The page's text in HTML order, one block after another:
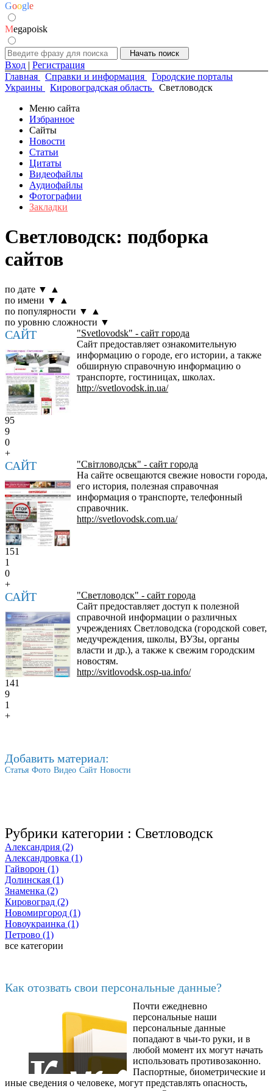
Google
Megapoisk
Вход | Регистрация
Главная
Справки и информация
Городские порталы
Украины
Кировоградская область
Светловодск
Меню сайта
Избранное
Сайты
Новости
Статьи
Цитаты
Видеофайлы
Аудиофайлы
Фотографии
Закладки
Светловодск: подборка
сайтов
по дате ▼
▲
по имени ▼
▲
по популярности ▼
▲
по уровню сложности ▼
САЙТ
"Svetlovodsk" - сайт города
Сайт предоставляет ознакомительную
информацию о городе, его истории, а также
обширную справочную информацию о
транспорте, гостиницах, школах.
http://svetlovodsk.in.ua/
95
9
0
+
САЙТ
"Cвiтловодськ" - сайт города
На сайте освещаются свежие новости города,
его история, полезная справочная
информация о транспорте, телефонный
справочник.
http://svetlovodsk.com.ua/
151
1
0
+
САЙТ
"Светловодск" - сайт города
Сайт предоставляет доступ к полезной
справочной информации о различных
учреждениях Светловодска (городской совет,
медучреждения, школы, ВУЗы, органы
власти и др.), а также к свежим городским
новостям.
http://svitlovodsk.osp-ua.info/
141
9
1
+
Добавить материал:
Статья Фото Видео Сайт Новости
Рубрики категории : Светловодск
Александрия (2)
Александровка (1)
Гайворон (1)
Долинская (1)
Знаменка (2)
Кировоград (2)
Новомиргород (1)
Новоукраинка (1)
Петрово (1)
все категории
Как отозвать свои персональные данные?
Почти ежедневно
персональные наши
персональные данные
попадают в чьи-то руки, и в
любой момент их могут начать
использовать противозаконно.
Паспортные, биометрические и
иные сведения о человеке, могут представлять опасность,